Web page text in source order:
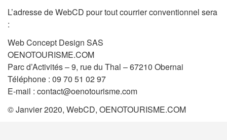
L’adresse de WebCD pour tout courrier conventionnel sera
:
Web Concept Design SAS
OENOTOURISME.COM
Parc d’Activités – 9, rue du Thal – 67210 Obernai
Téléphone : 09 70 51 02 97
E-mail : contact@oenotourisme.com
© Janvier 2020, WebCD, OENOTOURISME.COM